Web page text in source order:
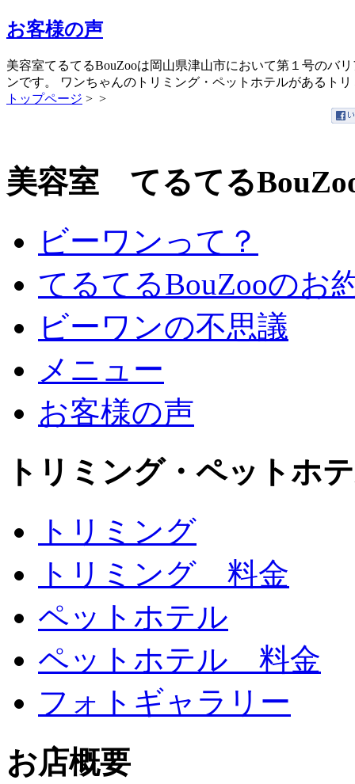
お客様の声
美容室てるてるBouZooは岡山県津山市において第１号のバ
ンです。 ワンちゃんのトリミング・ペットホテルがあるト
トップページ > >
美容室 てるてる
ビーワンって？
てるてるBouZooのお
ビーワンの不思議
メニュー
お客様の声
トリミング・ペットホ
トリミング
トリミング 料金
ペットホテル
ペットホテル 料金
フォトギャラリー
お店概要